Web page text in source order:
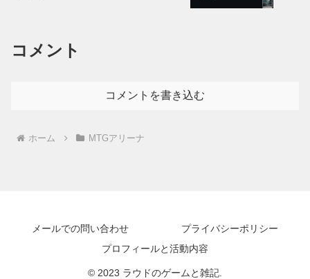
コメント
コメントを書き込む
ホーム MTGアリーナ
メールでの問い合わせ
プライバシーポリシー
プロフィールと活動内容
© 2023 ラウドのゲームと雑記.